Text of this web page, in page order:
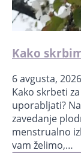
Kako
6 avgusta, 2026
Kako skrbeti
uporabljati?⁣
zavedanje
menstrualno
vam želimo,…